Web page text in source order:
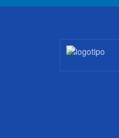
Imagen